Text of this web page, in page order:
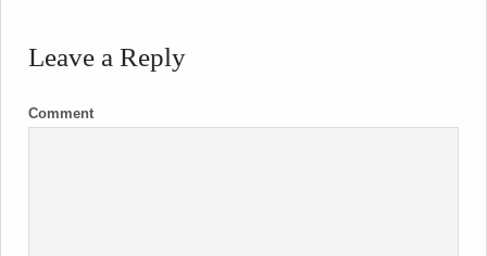
Leave a Reply
Comment